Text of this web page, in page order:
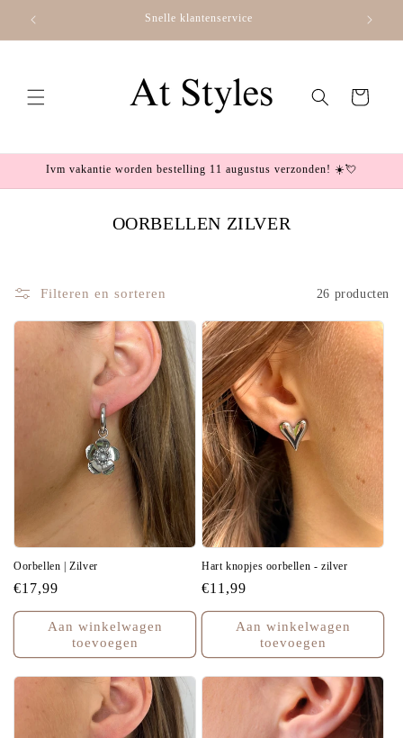
naar de
Snelle klantenservice
Winkelwagen
Ivm vakantie worden bestelling 11 augustus verzonden! ☀️💘
C
E
C
T
I
E
:
OORBELLEN ZILVER
Filteren en sorteren 26 producten
Oorbellen | Zilver
Normale
prijs
€17,99
Aan winkelwagen
toevoegen
Hart knopjes oorbellen - zilver
Normale
prijs
€11,99
Aan winkelwagen
toevoegen